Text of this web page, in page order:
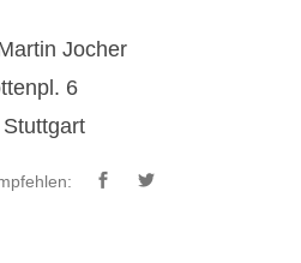
Jocher
6